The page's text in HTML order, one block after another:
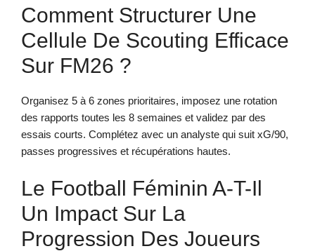
Comment Structurer Une
Cellule De Scouting Efficace
Sur FM26 ?
Organisez 5 à 6 zones prioritaires, imposez une rotation
des rapports toutes les 8 semaines et validez par des
essais courts. Complétez avec un analyste qui suit xG/90,
passes progressives et récupérations hautes.
Le Football Féminin A-T-Il
Un Impact Sur La
Progression Des Joueurs